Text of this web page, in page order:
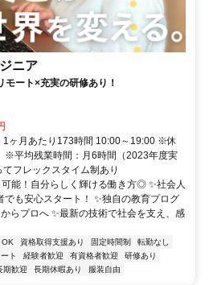
ニア
モート×充実の研修あり！
1ヶ月あたり173時間 10:00～19:00 ※休
※平均残業時間：月6時間（2023年度実
フレックスタイム制あり
能！自分らしく輝ける働き方◎ ✨社会人
も安心スタート！ ✨独自の教育プログ
らプロへ ✨最新の技術で社会を支え、感
OK 資格取得支援あり 固定時間制
転勤なし
ト 経験者歓迎 有資格者歓迎
研修あり
期歓迎 長期休暇あり 服装自由